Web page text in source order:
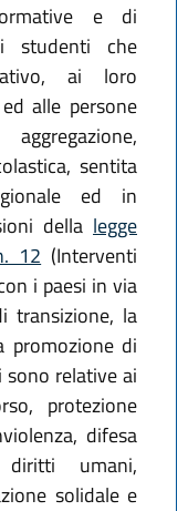
e di
studenti che
ai loro
alle persone
sentita
ed in
della legge
12 (Interventi
i paesi in via
transizione, la
promozione di
sono relative ai
protezione
difesa
umani,
solidale e